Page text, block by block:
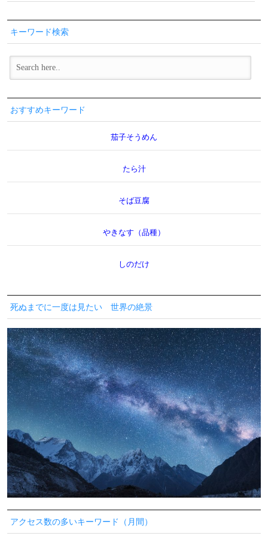
キーワード検索
おすすめキーワード
茄子そうめん
たら汁
そば豆腐
やきなす（品種）
しのだけ
死ぬまでに一度は見たい 世界の絶景
アクセス数の多いキーワード（月間）